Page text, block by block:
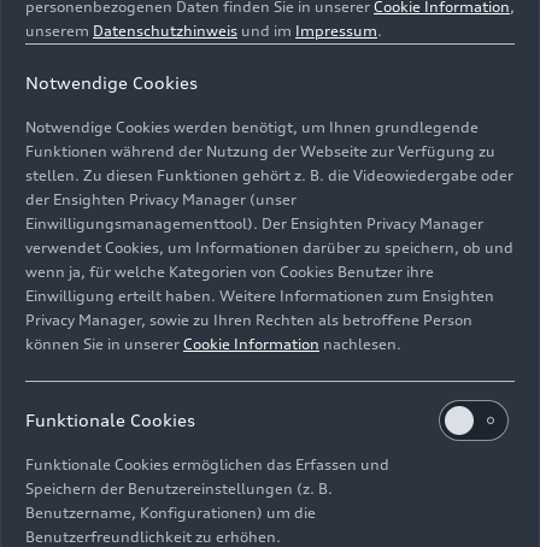
Vanthoor, Audi R8 LMS #7 (Audi Sport Team WRT),
Edoardo Mortara
Bild-Nr: A1612207 · Copyright: Thomas Lam
Rechte: free of charge for press purpose only. If you
need pictures for other purposes please contact Audi
Communications Motorsport motorsport-
media@audi.de
personenbezogenen Daten finden Sie in unserer Cookie Information,
unserem Datenschutzhinweis und im Impressum.
Notwendige Cookies
Notwendige Cookies werden benötigt, um Ihnen grundlegende
Funktionen während der Nutzung der Webseite zur Verfügung zu
stellen. Zu diesen Funktionen gehört z. B. die Videowiedergabe oder
der Ensighten Privacy Manager (unser
Einwilligungsmanagementtool). Der Ensighten Privacy Manager
verwendet Cookies, um Informationen darüber zu speichern, ob und
wenn ja, für welche Kategorien von Cookies Benutzer ihre
Einwilligung erteilt haben. Weitere Informationen zum Ensighten
Privacy Manager, sowie zu Ihren Rechten als betroffene Person
können Sie in unserer Cookie Information nachlesen.
Funktionale Cookies
Funktionale Cookies ermöglichen das Erfassen und
Speichern der Benutzereinstellungen (z. B.
Benutzername, Konfigurationen) um die
Benutzerfreundlichkeit zu erhöhen.